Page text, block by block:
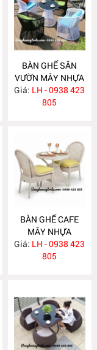
BÀN GHẾ SÂN
VƯỜN MÂY NHỰA
NH280
Giá: LH - 0938 423
805
BÀN GHẾ CAFE
MÂY NHỰA
NH277
Giá: LH - 0938 423
805